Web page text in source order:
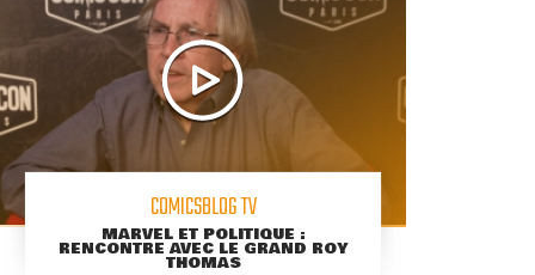
COMICSBLOG TV
MARVEL ET POLITIQUE :
RENCONTRE AVEC LE GRAND ROY
THOMAS